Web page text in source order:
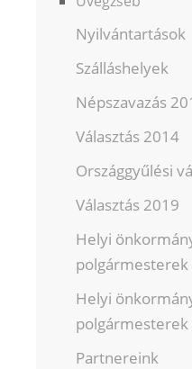
Nyilvántartások
Szálláshelyek
Népszavazás
Választás 2014
Országgyűlési
Választás 2019
Helyi
polgármesterek
Helyi
polgármesterek
Partnereink